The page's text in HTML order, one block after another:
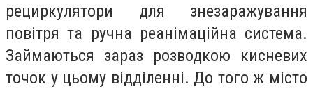
рециркулятори для знезаражування
повітря та ручна реанімаційна система.
Займаються зараз розводкою кисневих
точок у цьому відділенні. До того ж місто